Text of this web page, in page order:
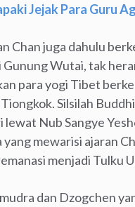
Jejak Para Guru
Chan juga dahulu
Gunung Wutai, tak
para yogi Tibet
Silsilah
lewat Nub Sangye
yang mewarisi ajaran
menjadi Tulku
dan Dzogchen